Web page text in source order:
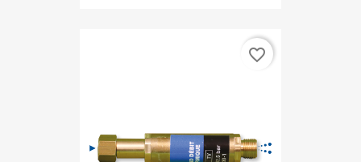
favorite_border